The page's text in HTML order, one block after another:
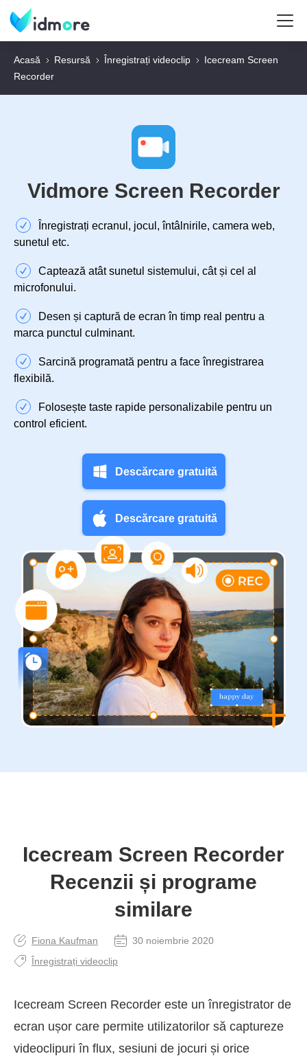
Acasă Resursă Înregistrați videoclip
Icecream Screen
Recorder
Vidmore Screen Recorder
Înregistrați ecranul, jocul, întâlnirile, camera web,
sunetul etc.
Captează atât sunetul sistemului, cât și cel al
microfonului.
Desen și captură de ecran în timp real pentru a
marca punctul culminant.
Sarcină programată pentru a face înregistrarea
flexibilă.
Folosește taste rapide personalizabile pentru un
control eficient.
Descărcare gratuită
Descărcare gratuită
Icecream Screen Recorder
Recenzii și programe
similare
Fiona Kaufman
30 noiembrie 2020
Înregistrați videoclip
Icecream Screen Recorder este un înregistrator de
ecran ușor care permite utilizatorilor să captureze
videoclipuri în flux, sesiuni de jocuri și orice